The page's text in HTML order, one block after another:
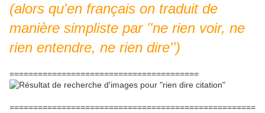
(alors qu'en français on traduit de
manière simpliste par ''ne rien voir, ne
rien entendre, ne rien dire'')
========================================
====================================================